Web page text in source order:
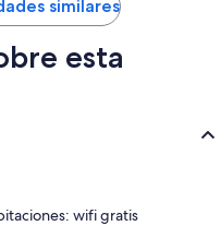
$112
similares
esta
wifi gratis